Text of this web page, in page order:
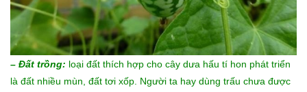
– Đất trồng: loại đất thích hợp cho cây dưa hấu tí hon phát triển
là đất nhiều mùn, đất tơi xốp. Người ta hay dùng trấu chưa được